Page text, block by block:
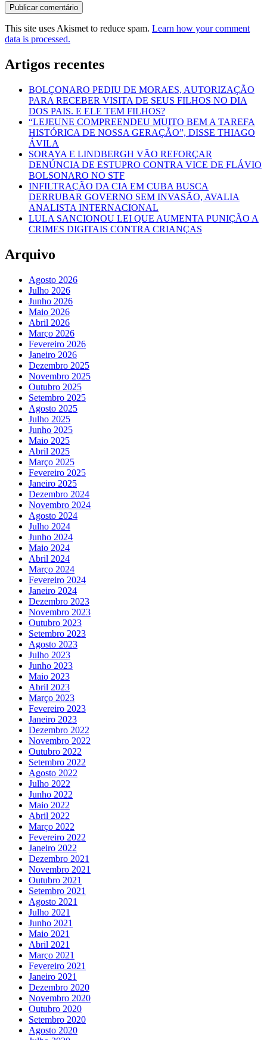
This site uses Akismet to reduce spam. Learn how your comment
data is processed.
Artigos recentes
BOLÇONARO PEDIU DE MORAES, AUTORIZAÇÃO
PARA RECEBER VISITA DE SEUS FILHOS NO DIA
DOS PAIS. E ELE TEM FILHOS?
“LEJEUNE COMPREENDEU MUITO BEM A TAREFA
HISTÓRICA DE NOSSA GERAÇÃO”, DISSE THIAGO
ÁVILA
SORAYA E LINDBERGH VÃO REFORÇAR
DENÚNCIA DE ESTUPRO CONTRA VICE DE FLÁVIO
BOLSONARO NO STF
INFILTRAÇÃO DA CIA EM CUBA BUSCA
DERRUBAR GOVERNO SEM INVASÃO, AVALIA
ANALISTA INTERNACIONAL
LULA SANCIONOU LEI QUE AUMENTA PUNIÇÃO A
CRIMES DIGITAIS CONTRA CRIANÇAS
Arquivo
Agosto 2026
Julho 2026
Junho 2026
Maio 2026
Abril 2026
Março 2026
Fevereiro 2026
Janeiro 2026
Dezembro 2025
Novembro 2025
Outubro 2025
Setembro 2025
Agosto 2025
Julho 2025
Junho 2025
Maio 2025
Abril 2025
Março 2025
Fevereiro 2025
Janeiro 2025
Dezembro 2024
Novembro 2024
Agosto 2024
Julho 2024
Junho 2024
Maio 2024
Abril 2024
Março 2024
Fevereiro 2024
Janeiro 2024
Dezembro 2023
Novembro 2023
Outubro 2023
Setembro 2023
Agosto 2023
Julho 2023
Junho 2023
Maio 2023
Abril 2023
Março 2023
Fevereiro 2023
Janeiro 2023
Dezembro 2022
Novembro 2022
Outubro 2022
Setembro 2022
Agosto 2022
Julho 2022
Junho 2022
Maio 2022
Abril 2022
Março 2022
Fevereiro 2022
Janeiro 2022
Dezembro 2021
Novembro 2021
Outubro 2021
Setembro 2021
Agosto 2021
Julho 2021
Junho 2021
Maio 2021
Abril 2021
Março 2021
Fevereiro 2021
Janeiro 2021
Dezembro 2020
Novembro 2020
Outubro 2020
Setembro 2020
Agosto 2020